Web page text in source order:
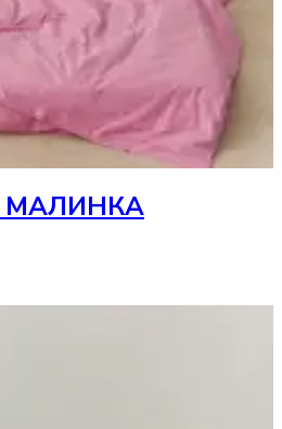
МАЛИНКА